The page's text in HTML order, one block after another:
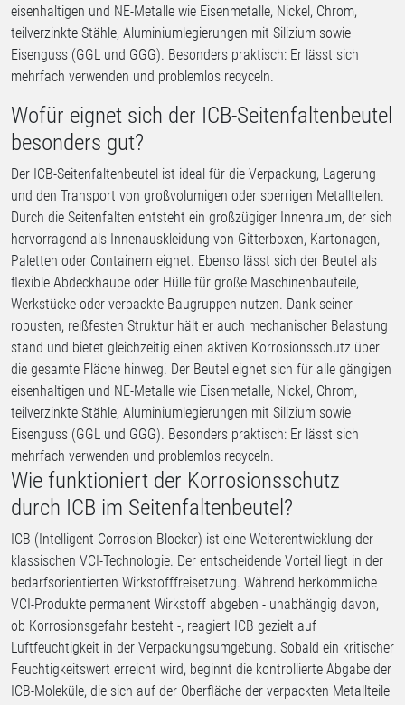
eisenhaltigen und NE-Metalle wie Eisenmetalle, Nickel, Chrom,
teilverzinkte Stähle, Aluminiumlegierungen mit Silizium sowie
Eisenguss (GGL und GGG). Besonders praktisch: Er lässt sich
mehrfach verwenden und problemlos recyceln.
Wofür eignet sich der ICB-Seitenfaltenbeutel
besonders gut?
Der ICB-Seitenfaltenbeutel ist ideal für die Verpackung, Lagerung
und den Transport von großvolumigen oder sperrigen Metallteilen.
Durch die Seitenfalten entsteht ein großzügiger Innenraum, der sich
hervorragend als Innenauskleidung von Gitterboxen, Kartonagen,
Paletten oder Containern eignet. Ebenso lässt sich der Beutel als
flexible Abdeckhaube oder Hülle für große Maschinenbauteile,
Werkstücke oder verpackte Baugruppen nutzen. Dank seiner
robusten, reißfesten Struktur hält er auch mechanischer Belastung
stand und bietet gleichzeitig einen aktiven Korrosionsschutz über
die gesamte Fläche hinweg. Der Beutel eignet sich für alle gängigen
eisenhaltigen und NE-Metalle wie Eisenmetalle, Nickel, Chrom,
teilverzinkte Stähle, Aluminiumlegierungen mit Silizium sowie
Eisenguss (GGL und GGG). Besonders praktisch: Er lässt sich
mehrfach verwenden und problemlos recyceln.
Wie funktioniert der Korrosionsschutz
durch ICB im Seitenfaltenbeutel?
ICB (Intelligent Corrosion Blocker) ist eine Weiterentwicklung der
klassischen VCI-Technologie. Der entscheidende Vorteil liegt in der
bedarfsorientierten Wirkstofffreisetzung. Während herkömmliche
VCI-Produkte permanent Wirkstoff abgeben - unabhängig davon,
ob Korrosionsgefahr besteht -, reagiert ICB gezielt auf
Luftfeuchtigkeit in der Verpackungsumgebung. Sobald ein kritischer
Feuchtigkeitswert erreicht wird, beginnt die kontrollierte Abgabe der
ICB-Moleküle, die sich auf der Oberfläche der verpackten Metallteile